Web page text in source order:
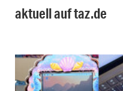
aktuell auf taz.de